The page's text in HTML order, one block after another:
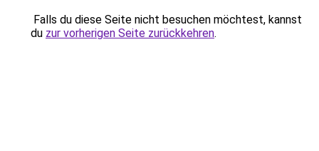
Falls du diese Seite nicht besuchen möchtest, kannst
du zur vorherigen Seite zurückkehren.